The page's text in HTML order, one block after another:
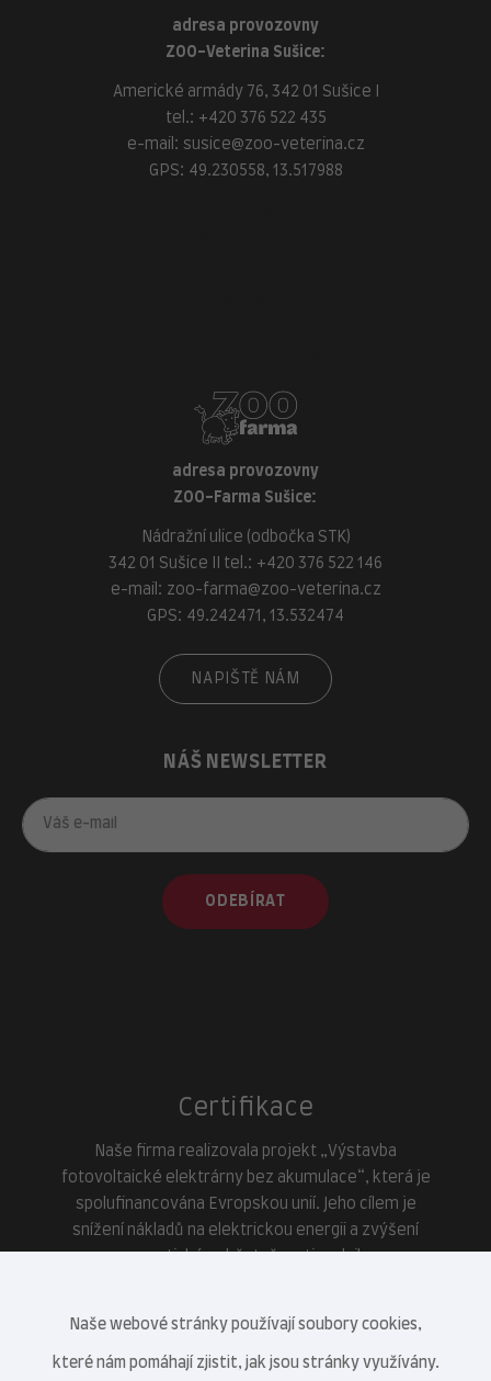
adresa provozovny
ZOO-Veterina Sušice:
Americké armády 76, 342 01 Sušice I
tel.: +420 376 522 435
e-mail: susice@zoo-veterina.cz
GPS: 49.230558, 13.517988
adresa provozovny
ZOO-Farma Sušice:
Nádražní ulice (odbočka STK)
342 01 Sušice II tel.: +420 376 522 146
e-mail: zoo-farma@zoo-veterina.cz
GPS: 49.242471, 13.532474
NAPIŠTĚ NÁM
NÁŠ NEWSLETTER
ODEBÍRAT
Certifikace
Naše firma realizovala projekt „Výstavba
fotovoltaické elektrárny bez akumulace“, která je
spolufinancována Evropskou unií. Jeho cílem je
snížení nákladů na elektrickou energii a zvýšení
Naše webové stránky používají soubory cookies,
které nám pomáhají zjistit, jak jsou stránky využívány.